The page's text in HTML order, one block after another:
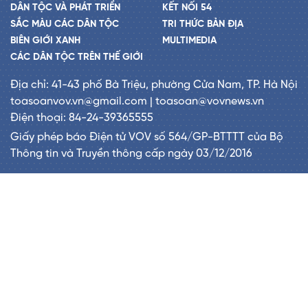
DÂN TỘC VÀ PHÁT TRIỂN
SẮC MÀU CÁC DÂN TỘC
BIÊN GIỚI XANH
CÁC DÂN TỘC TRÊN THẾ GIỚI
KẾT NỐI 54
TRI THỨC BẢN ĐỊA
MULTIMEDIA
Địa chỉ: 41-43 phố Bà Triệu, phường Cửa Nam, TP. Hà Nội
toasoanvov.vn@gmail.com | toasoan@vovnews.vn
Điện thoại: 84-24-39365555
Giấy phép báo Điện tử VOV số 564/GP-BTTTT của Bộ
Thông tin và Truyền thông cấp ngày 03/12/2016